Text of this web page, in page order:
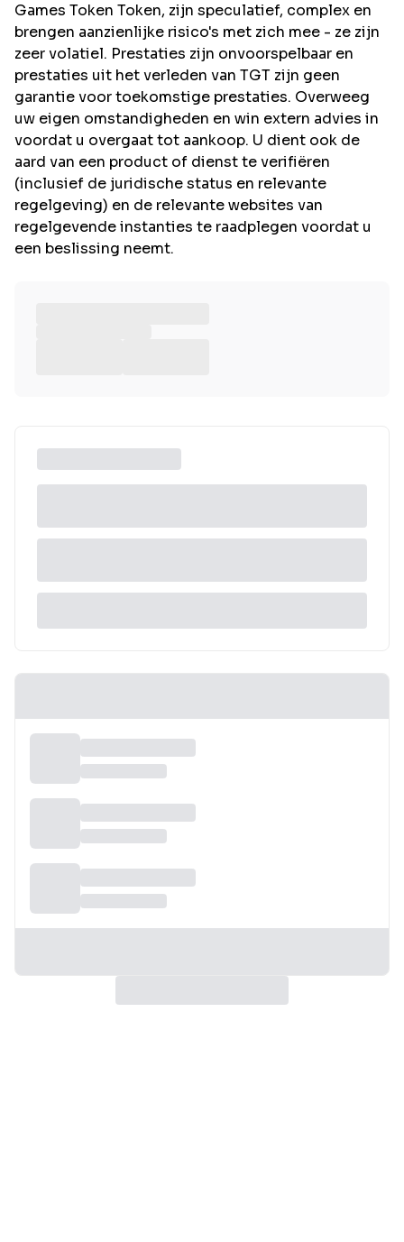
Games Token Token, zijn speculatief, complex en
brengen aanzienlijke risico's met zich mee - ze zijn
zeer volatiel. Prestaties zijn onvoorspelbaar en
prestaties uit het verleden van TGT zijn geen
garantie voor toekomstige prestaties. Overweeg
uw eigen omstandigheden en win extern advies in
voordat u overgaat tot aankoop. U dient ook de
aard van een product of dienst te verifiëren
(inclusief de juridische status en relevante
regelgeving) en de relevante websites van
regelgevende instanties te raadplegen voordat u
een beslissing neemt.